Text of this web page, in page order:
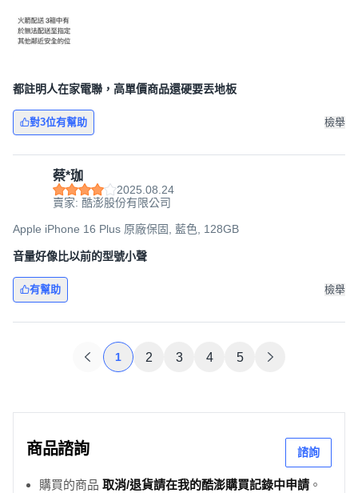
都註明人在家電聯，高單價商品還硬要丟地板
對3位有幫助 檢舉
蔡*珈
2025.08.24
賣家: 酷澎股份有限公司
Apple iPhone 16 Plus 原廠保固, 藍色, 128GB
音量好像比以前的型號小聲
有幫助 檢舉
1 2 3 4 5
商品諮詢 諮詢
購買的商品 取消/退貨請在我的酷澎購買記錄中申請 。